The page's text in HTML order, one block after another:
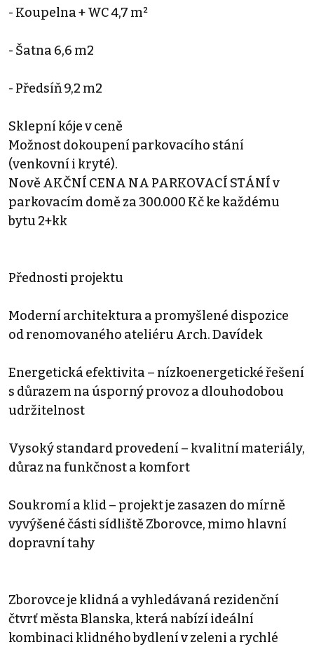
- Koupelna + WC 4,7 m²
- Šatna 6,6 m2
- Předsíň 9,2 m2
Sklepní kóje v ceně
Možnost dokoupení parkovacího stání
(venkovní i kryté).
Nově AKČNÍ CENA NA PARKOVACÍ STÁNÍ v
parkovacím domě za 300.000 Kč ke každému
bytu 2+kk
Přednosti projektu
Moderní architektura a promyšlené dispozice
od renomovaného ateliéru Arch. Davídek
Energetická efektivita – nízkoenergetické řešení
s důrazem na úsporný provoz a dlouhodobou
udržitelnost
Vysoký standard provedení – kvalitní materiály,
důraz na funkčnost a komfort
Soukromí a klid – projekt je zasazen do mírně
vyvýšené části sídliště Zborovce, mimo hlavní
dopravní tahy
Zborovce je klidná a vyhledávaná rezidenční
čtvrť města Blanska, která nabízí ideální
kombinaci klidného bydlení v zeleni a rychlé